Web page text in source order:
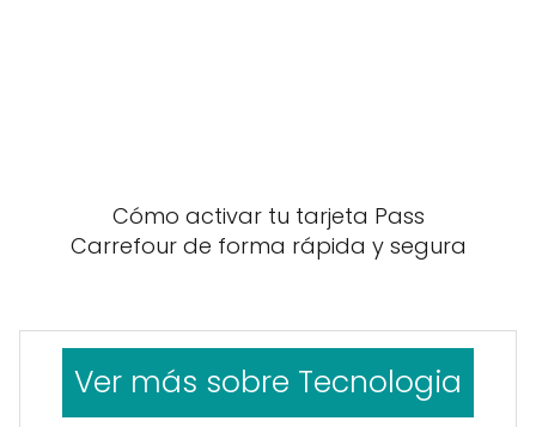
Cómo activar tu tarjeta Pass
Carrefour de forma rápida y segura
Ver más sobre Tecnologia